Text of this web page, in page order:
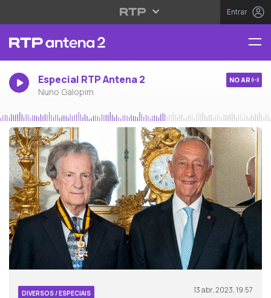
Entrar
Especial RTP Antena 2
Nuno Galopim
NO AR
DIVERSOS / ESPECIAIS 13 abr, 2023, 19:57